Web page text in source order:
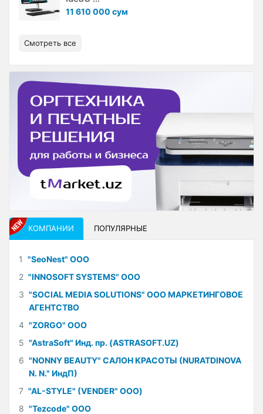
11 610 000 сум
Смотреть все
КОМПАНИИ ПОПУЛЯРНЫЕ
1 "SeoNest" ООО
2 "INNOSOFT SYSTEMS" ООО
3 "SOCIAL MEDIA SOLUTIONS" ООО МАРКЕТИНГОВОЕ
АГЕНТСТВО
4 "ZORGO" ООО
5 "AstraSoft" Инд. пр. (ASTRASOFT.UZ)
6 "NONNY BEAUTY" САЛОН КРАСОТЫ (NURATDINOVA
N. N." ИндП)
7 "AL-STYLE" (VENDER" ООО)
8 "Tezcode" ООО